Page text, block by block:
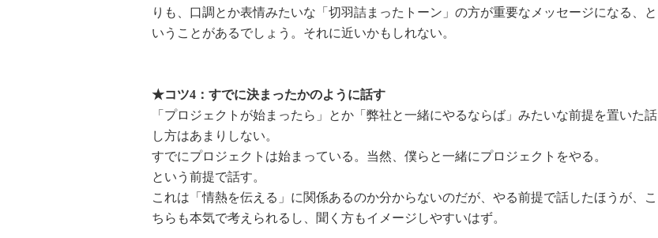
りも、口調とか表情みたいな「切羽詰まったトーン」の方が重要なメッセージになる、と
いうことがあるでしょう。それに近いかもしれない。
★コツ4：すでに決まったかのように話す
「プロジェクトが始まったら」とか「弊社と一緒にやるならば」みたいな前提を置いた話
し方はあまりしない。
すでにプロジェクトは始まっている。当然、僕らと一緒にプロジェクトをやる。
という前提で話す。
これは「情熱を伝える」に関係あるのか分からないのだが、やる前提で話したほうが、こ
ちらも本気で考えられるし、聞く方もイメージしやすいはず。